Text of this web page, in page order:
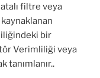
filtre veya
kaynaklanan
bir
Verimliliği veya
tanımlanır..